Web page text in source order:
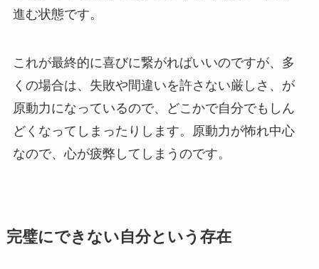
進む状態です。
これが最終的に喜びに繋がればいいのですが、多
くの場合は、失敗や間違いを許さない厳しさ、が
原動力になっているので、どこかで自分でもしん
どくなってしまったりします。原動力が怖れ中心
なので、心が疲弊してしまうのです。
完璧にできない自分という存在